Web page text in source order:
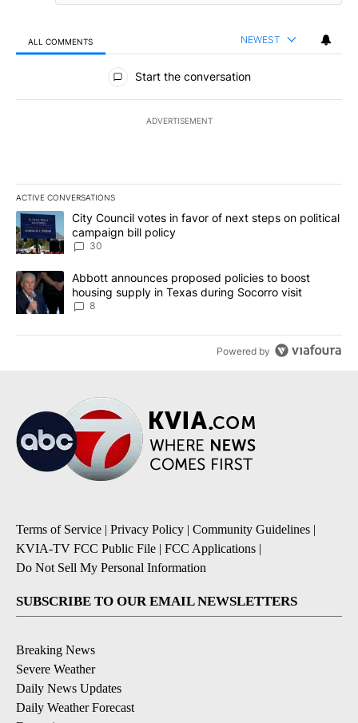
ALL COMMENTS NEWEST
All Comments
Start the conversation
ADVERTISEMENT
ACTIVE CONVERSATIONS
The following is a list of the most commented articles in the last
A trending article titled "City Council votes in favor of next
City Council votes in favor of next steps on political
campaign bill policy
30
A trending article titled "Abbott announces proposed policies to
Abbott announces proposed policies to boost
housing supply in Texas during Socorro visit
8
Powered by
Terms of Service | Privacy Policy | Community Guidelines |
KVIA-TV FCC Public File | FCC Applications |
Do Not Sell My Personal Information
SUBSCRIBE TO OUR EMAIL NEWSLETTERS
Breaking News
Severe Weather
Daily News Updates
Daily Weather Forecast